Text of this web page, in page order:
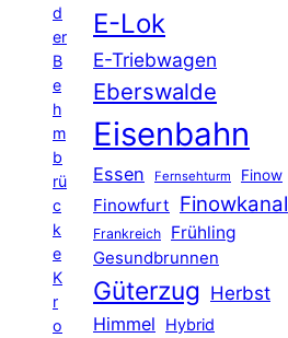
d
er
B
e
h
m
b
rü
c
k
e
K
r
o
E-Lok
E-Triebwagen
Eberswalde
Eisenbahn
Essen Fernsehturm Finow
Finowfurt Finowkanal
Frankreich Frühling
Gesundbrunnen
Güterzug Herbst
Himmel
Hybrid